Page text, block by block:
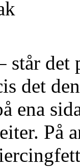
står det
det
ena
På